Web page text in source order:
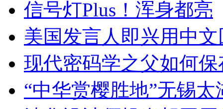
信号灯Plus！浑身都亮
美国发言人即兴用中
现代密码学之父如何
“中华赏樱胜地”无锡